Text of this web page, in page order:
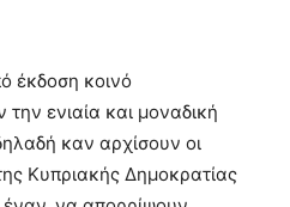
έκδοση κοινό
ενιαία και μοναδική
καν αρχίσουν οι
Κυπριακής Δημοκρατίας